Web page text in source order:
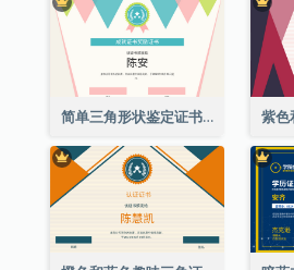
简单三角形状鉴定证书